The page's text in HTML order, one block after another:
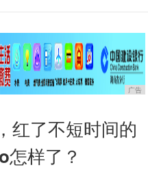
广告
红了不短时间的
怎样了？